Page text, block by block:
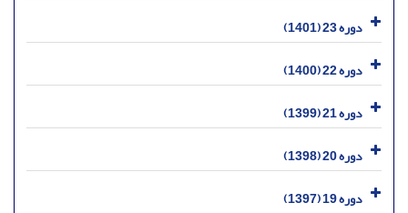
دوره 23 (1401)
دوره 22 (1400)
دوره 21 (1399)
دوره 20 (1398)
دوره 19 (1397)